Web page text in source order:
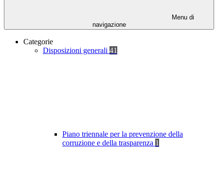
Menu di
navigazione
Categorie
Disposizioni generali 41
Piano triennale per la prevenzione della
corruzione e della trasparenza 1